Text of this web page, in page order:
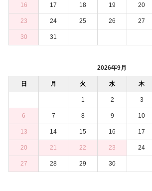
16 17 18 19 20
23 24 25 26 27
30 31
2026年9月
日 月 火 水 木
1 2 3
6 7 8 9 10
13 14 15 16 17
20 21 22 23 24
27 28 29 30